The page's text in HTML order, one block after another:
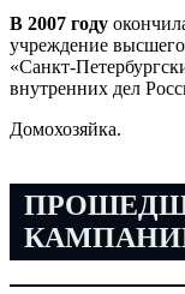
В 2007 году
учреждение
«Санкт-
внутренних дел
Домохозяйка.